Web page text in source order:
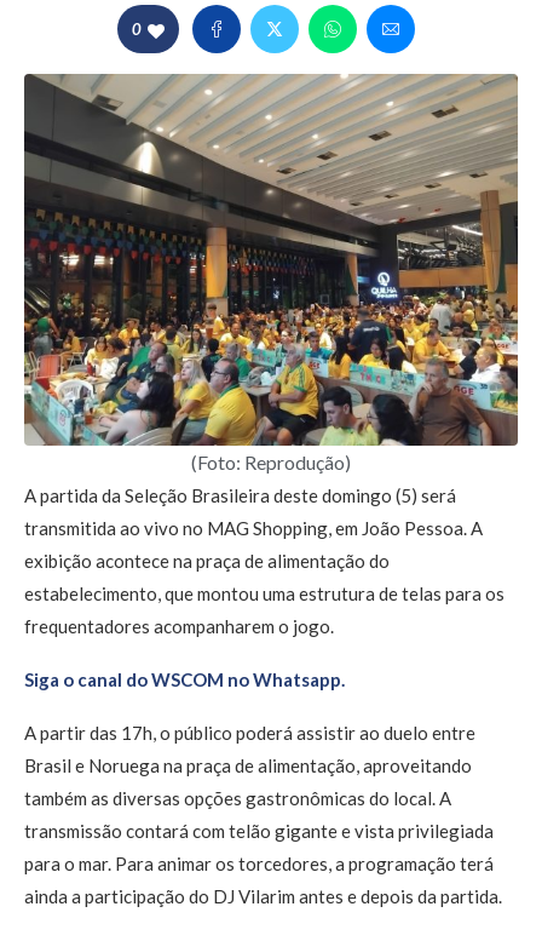
0
(Foto: Reprodução)
A partida da Seleção Brasileira deste domingo (5) será
transmitida ao vivo no MAG Shopping, em João Pessoa. A
exibição acontece na praça de alimentação do
estabelecimento, que montou uma estrutura de telas para os
frequentadores acompanharem o jogo.
Siga o canal do WSCOM no Whatsapp.
A partir das 17h, o público poderá assistir ao duelo entre
Brasil e Noruega na praça de alimentação, aproveitando
também as diversas opções gastronômicas do local. A
transmissão contará com telão gigante e vista privilegiada
para o mar. Para animar os torcedores, a programação terá
ainda a participação do DJ Vilarim antes e depois da partida.